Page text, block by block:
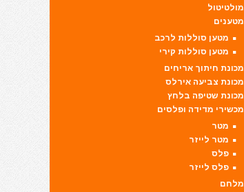
מולטיטול
מטענים
מטען סוללות לרכב
מטען סוללות קירי
מכונת חיתוך אריחים
מכונת צביעה אירלס
מכונת שטיפה בלחץ
מכשירי מדידה ופלסים
מטר
מטר לייזר
פלס
פלס לייזר
מלחם